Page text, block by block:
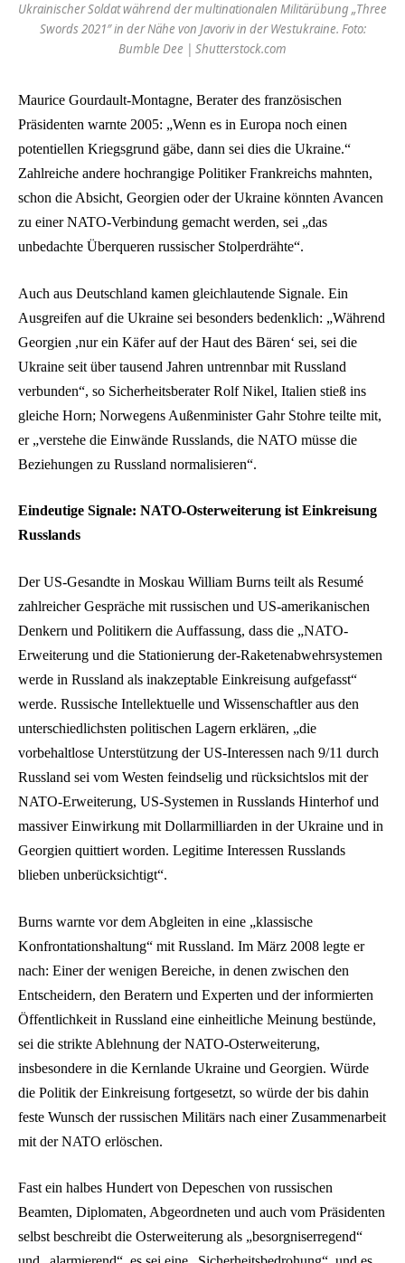
Ukrainischer Soldat während der multinationalen Militärübung „Three
Swords 2021″ in der Nähe von Javoriv in der Westukraine. Foto:
Bumble Dee | Shutterstock.com
Maurice Gourdault-Montagne, Berater des französischen
Präsidenten warnte 2005: „Wenn es in Europa noch einen
potentiellen Kriegsgrund gäbe, dann sei dies die Ukraine.“
Zahlreiche andere hochrangige Politiker Frankreichs mahnten,
schon die Absicht, Georgien oder der Ukraine könnten Avancen
zu einer NATO-Verbindung gemacht werden, sei „das
unbedachte Überqueren russischer Stolperdrähte“.
Auch aus Deutschland kamen gleichlautende Signale. Ein
Ausgreifen auf die Ukraine sei besonders bedenklich: „Während
Georgien ,nur ein Käfer auf der Haut des Bären‘ sei, sei die
Ukraine seit über tausend Jahren untrennbar mit Russland
verbunden“, so Sicherheitsberater Rolf Nikel, Italien stieß ins
gleiche Horn; Norwegens Außenminister Gahr Stohre teilte mit,
er „verstehe die Einwände Russlands, die NATO müsse die
Beziehungen zu Russland normalisieren“.
Eindeutige Signale: NATO-Osterweiterung ist Einkreisung
Russlands
Der US-Gesandte in Moskau William Burns teilt als Resumé
zahlreicher Gespräche mit russischen und US-amerikanischen
Denkern und Politikern die Auffassung, dass die „NATO-
Erweiterung und die Stationierung der-Raketenabwehrsystemen
werde in Russland als inakzeptable Einkreisung aufgefasst“
werde. Russische Intellektuelle und Wissenschaftler aus den
unterschiedlichsten politischen Lagern erklären, „die
vorbehaltlose Unterstützung der US-Interessen nach 9/11 durch
Russland sei vom Westen feindselig und rücksichtslos mit der
NATO-Erweiterung, US-Systemen in Russlands Hinterhof und
massiver Einwirkung mit Dollarmilliarden in der Ukraine und in
Georgien quittiert worden. Legitime Interessen Russlands
blieben unberücksichtigt“.
Burns warnte vor dem Abgleiten in eine „klassische
Konfrontationshaltung“ mit Russland. Im März 2008 legte er
nach: Einer der wenigen Bereiche, in denen zwischen den
Entscheidern, den Beratern und Experten und der informierten
Öffentlichkeit in Russland eine einheitliche Meinung bestünde,
sei die strikte Ablehnung der NATO-Osterweiterung,
insbesondere in die Kernlande Ukraine und Georgien. Würde
die Politik der Einkreisung fortgesetzt, so würde der bis dahin
feste Wunsch der russischen Militärs nach einer Zusammenarbeit
mit der NATO erlöschen.
Fast ein halbes Hundert von Depeschen von russischen
Beamten, Diplomaten, Abgeordneten und auch vom Präsidenten
selbst beschreibt die Osterweiterung als „besorgniserregend“